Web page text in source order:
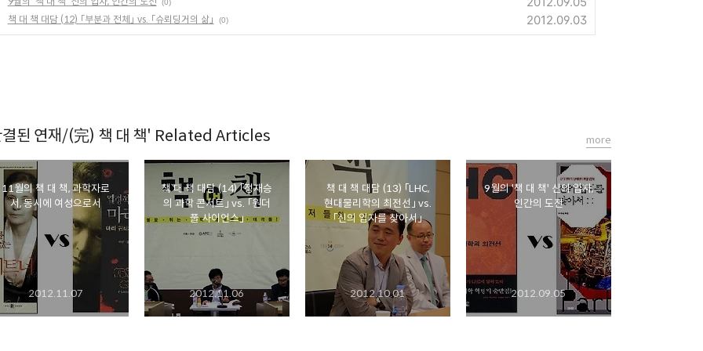
(0)
책 대 책 대담 (12) 「부분과 전체」 vs. 「슈뢰딩거의 삶」 (0) 2012.09.03
된 연재/(完) 책 대 책' Related Articles
11월의 책 대 책, 과학자로
서, 동시에 여성으로서
2012.11.07
책 대 책 대담 (14) 「정재승
의 과학 콘서트」 vs. 「원더
풀 사이언스」
2012.11.06
책 대 책 대담 (13) 「LHC,
현대물리학의 최전선」 vs.
「신의 입자를 찾아서」
2012.10.01
9월의 '책 대 책' 신의 입자,
인간의 도전
2012.09.05
more